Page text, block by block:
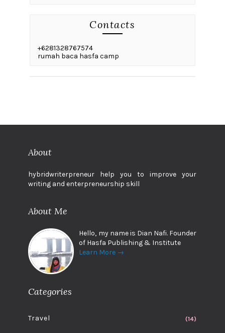
Contacts
+6281328767574
rumah baca hasfa camp
About
hybridwriterpreneur help you to improve your
writing and enterpreneurship skill
About Me
Hello, my name is Dian Nafi. Founder
of Hasfa Publishing & Institute
Learn More →
Categories
Travel (14)